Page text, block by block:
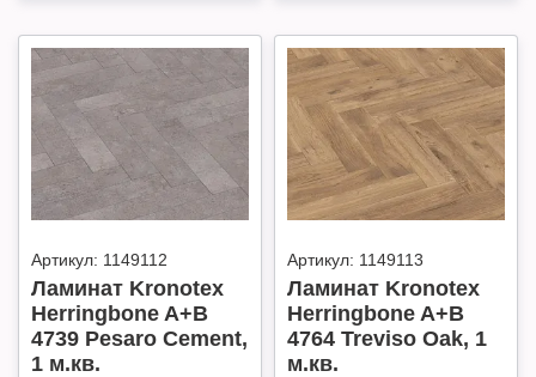
Артикул: 1149112
Ламинат Kronotex
Herringbone A+B
4739 Pesaro Cement,
1 м.кв.
Артикул: 1149113
Ламинат Kronotex
Herringbone A+B
4764 Treviso Oak, 1
м.кв.